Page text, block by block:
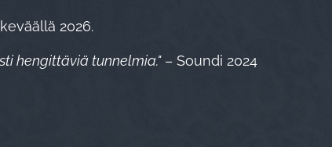
2026.
hengittäviä tunnelmia."– Soundi 2024